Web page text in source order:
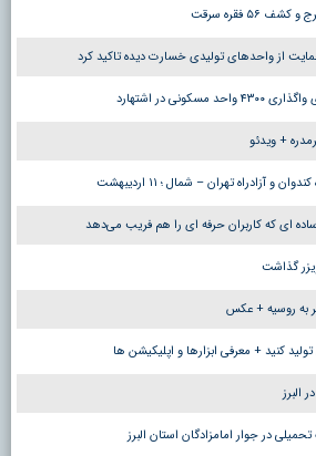
فقره سرقت
حمایت از واحدهای تولیدی خسارت دیده تاکید کرد
در اشتهارد
+ ویدئو
آزادراه تهران – شمال ؛ ١١ اردیبهشت
ای که کاربران حرفه ای را هم فریب می‌دهد
گذاشت
به روسیه + عکس
کنید + معرفی ابزارها و اپلیکیشن ها
البرز